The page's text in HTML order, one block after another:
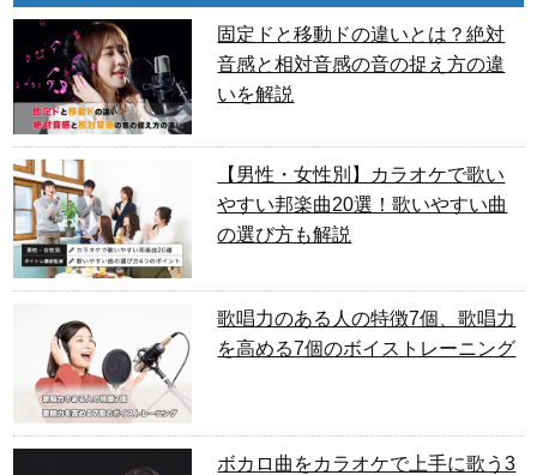
固定ドと移動ドの違いとは？絶対
音感と相対音感の音の捉え方の違
いを解説
【男性・女性別】カラオケで歌い
やすい邦楽曲20選！歌いやすい曲
の選び方も解説
歌唱力のある人の特徴7個、歌唱力
を高める7個のボイストレーニング
ボカロ曲をカラオケで上手に歌う3